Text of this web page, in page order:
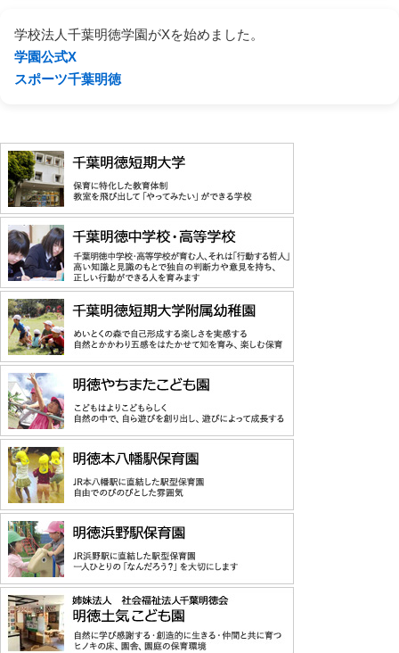
学校法人千葉明徳学園がXを始めました。
学園公式X
スポーツ千葉明徳